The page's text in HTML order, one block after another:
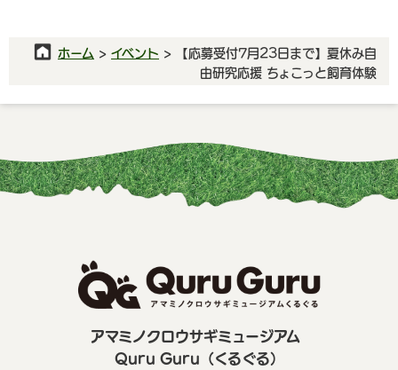
ホーム >イベント > 【応募受付7月23日まで】夏休み自
由研究応援 ちょこっと飼育体験
アマミノクロウサギミュージアム
Quru Guru（くるぐる）